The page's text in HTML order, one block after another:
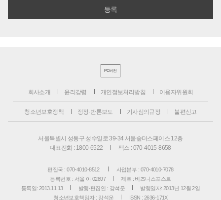
PC버전
회사소개 윤리강령 개인정보처리방침 이용자위원회
청소년보호정책 정정·반론보도 기사심의규정 불편신고
서울특별시 성동구 성수일로 39-34 서울숲더스페이스 12층
대표전화 : 1800-6522
팩스 : 070-4015-8658
편집국 : 070-4010-8512
사업본부 : 070-4010-7078
등록번호 : 서울 아 02897
제호 : 비즈니스포스트
등록일: 2013.11.13
발행·편집인 : 강석운
발행일자: 2013년 12월 2일
청소년보호책임자 : 강석운
ISSN : 2636-171X